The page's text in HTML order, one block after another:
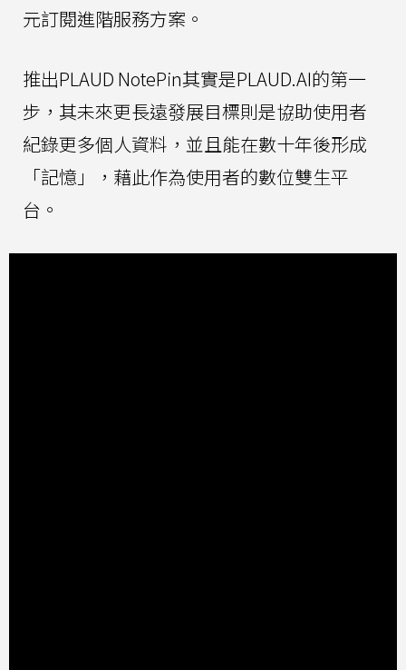
元訂閱進階服務方案。
推出PLAUD NotePin其實是PLAUD.AI的第一
步，其未來更長遠發展目標則是協助使用者
紀錄更多個人資料，並且能在數十年後形成
「記憶」，藉此作為使用者的數位雙生平
台。